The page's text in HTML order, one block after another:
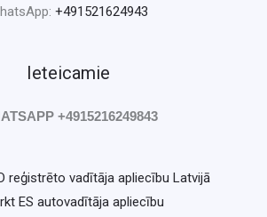
+491521624943
Ieteicamie
+4915216249843
reģistrēto vadītāja apliecību Latvijā
ES autovadītāja apliecību